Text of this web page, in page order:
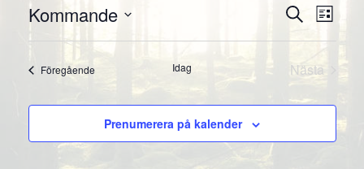
and
Views
Sök Lista
Kommande
Välj
datum.
FöregåendeEvenemang Idag
Nästa
Prenumerera på kalender